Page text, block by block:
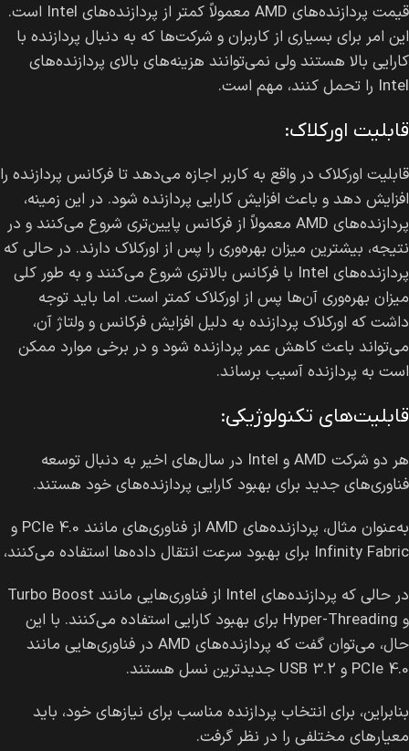
قیمت پردازنده‌های AMD معمولاً کمتر از پردازنده‌های Intel است.
این امر برای بسیاری از کاربران و شرکت‌ها که به دنبال پردازنده با
کارایی بالا هستند ولی نمی‌توانند هزینه‌های بالای پردازنده‌های
Intel را تحمل کنند، مهم است.
قابلیت اورکلاک:
قابلیت اورکلاک در واقع به کاربر اجازه می‌دهد تا فرکانس پردازنده را
افزایش دهد و باعث افزایش کارایی پردازنده شود. در این زمینه،
پردازنده‌های AMD معمولاً از فرکانس پایین‌تری شروع می‌کنند و در
نتیجه، بیشترین میزان بهره‌وری را پس از اورکلاک دارند. در حالی که
پردازنده‌های Intel با فرکانس بالاتری شروع می‌کنند و به طور کلی
میزان بهره‌وری آن‌ها پس از اورکلاک کمتر است. اما باید توجه
داشت که اورکلاک پردازنده به دلیل افزایش فرکانس و ولتاژ آن،
می‌تواند باعث کاهش عمر پردازنده شود و در برخی موارد ممکن
است به پردازنده آسیب برساند.
قابلیت‌های تکنولوژیکی:
هر دو شرکت AMD و Intel در سال‌های اخیر به دنبال توسعه
فناوری‌های جدید برای بهبود کارایی پردازنده‌های خود هستند.
به‌عنوان مثال، پردازنده‌های AMD از فناوری‌های مانند PCIe 4.0 و
Infinity Fabric برای بهبود سرعت انتقال داده‌ها استفاده می‌کنند،
در حالی که پردازنده‌های Intel از فناوری‌هایی مانند Turbo Boost
و Hyper-Threading برای بهبود کارایی استفاده می‌کنند. با این
حال، می‌توان گفت که پردازنده‌های AMD در فناوری‌هایی مانند
PCIe 4.0 و USB 3.2 جدیدترین نسل هستند.
بنابراین، برای انتخاب پردازنده مناسب برای نیازهای خود، باید
معیارهای مختلفی را در نظر گرفت.